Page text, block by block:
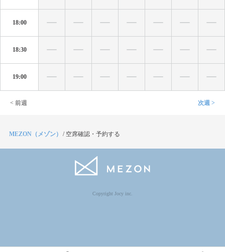
18:00
18:30
19:00
< 前週 次週 >
MEZON（メゾン） / 空席確認・予約する
Copyright Jocy inc.